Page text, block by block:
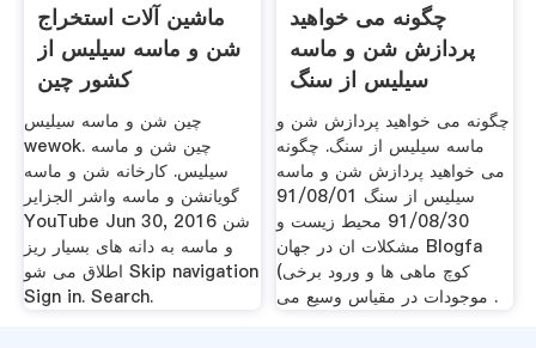
ماشین آلات استخراج
شن و ماسه سیلیس از
کشور چین
چین شن و ماسه سیلیس
wewok. چین شن و ماسه
سیلیس. کارخانه شن و ماسه
گویانشن و ماسه واشر الجزایر
YouTube Jun 30, 2016 شن
و ماسه به دانه های بسیار ریز
اطلاق می شو Skip navigation
Sign in. Search.
چگونه می خواهید
پردازش شن و ماسه
سیلیس از سنگ
گیربکس
چگونه می خواهید پردازش شن و
ماسه سیلیس از سنگ. چگونه
می خواهید پردازش شن و ماسه
سیلیس از سنگ 91/08/01
91/08/30 محیط زیست و
مشکلات ان در جهان Blogfa
(کوچ ماهی ها و ورود برخی
موجودات در مقیاس وسیع می .